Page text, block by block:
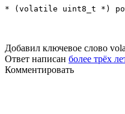
* (volatile uint8_t *)
Добавил ключевое слово
Ответ написан более трёх
Комментировать